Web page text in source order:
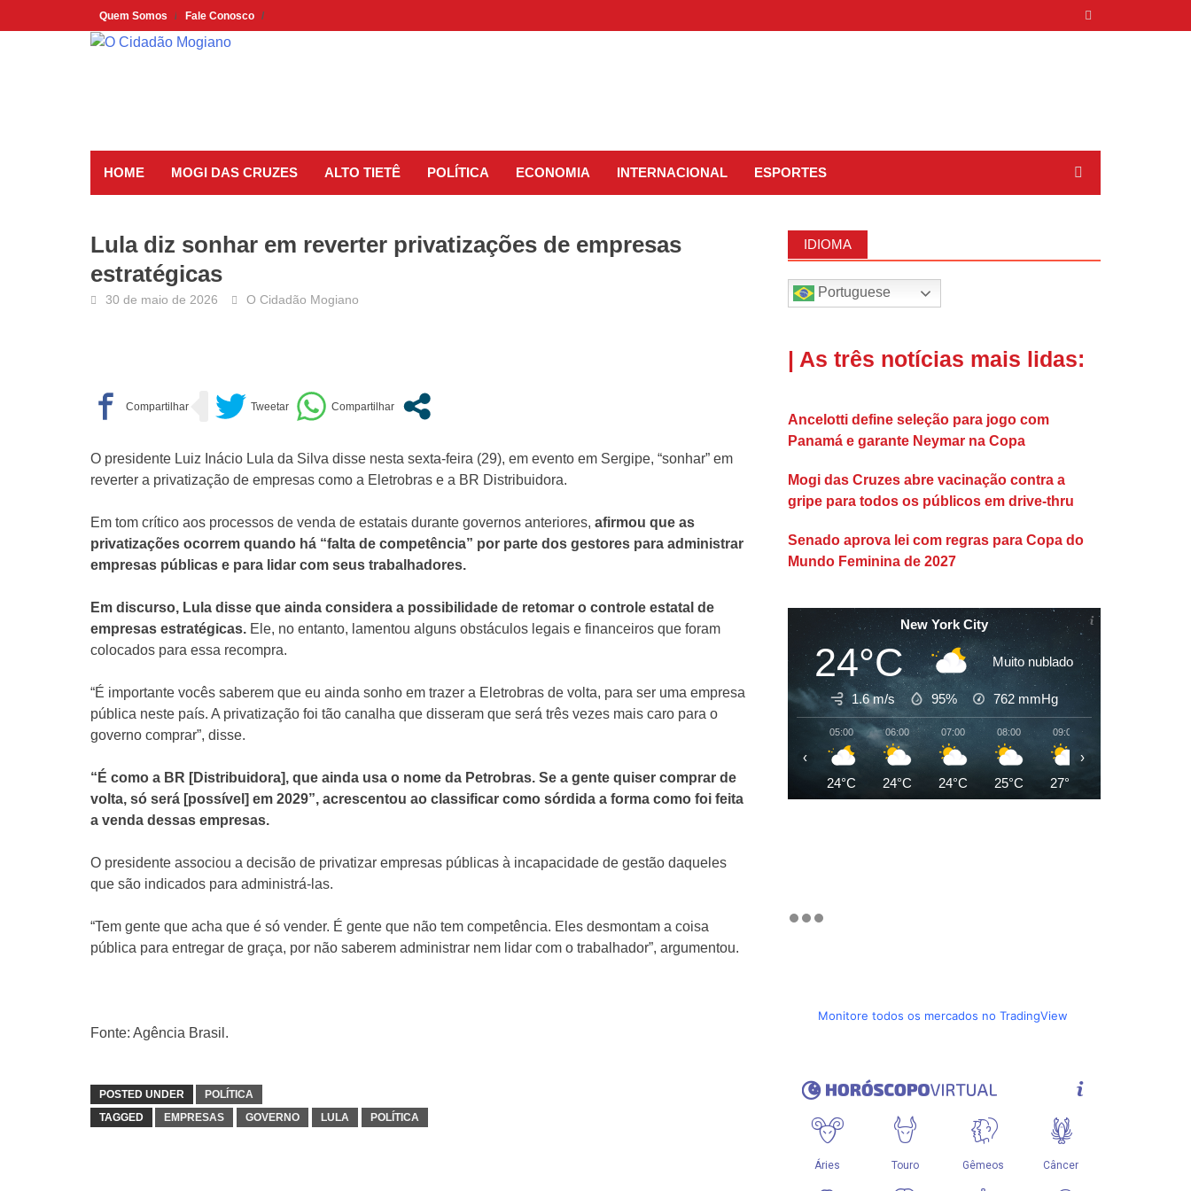
to
Quem Somos Fale Conosco
HOME MOGI DAS CRUZES ALTO TIETÊ POLÍTICA ECONOMIA INTERNACIONAL ESPORTES
Lula diz sonhar em reverter privatizações de empresas
estratégicas
30 de maio de 2026 O Cidadão Mogiano
O presidente Luiz Inácio Lula da Silva disse nesta sexta-feira (29), em evento em Sergipe, “sonhar” em
reverter a privatização de empresas como a Eletrobras e a BR Distribuidora.
Em tom crítico aos processos de venda de estatais durante governos anteriores, afirmou que as
privatizações ocorrem quando há “falta de competência” por parte dos gestores para administrar
empresas públicas e para lidar com seus trabalhadores.
Em discurso, Lula disse que ainda considera a possibilidade de retomar o controle estatal de
empresas estratégicas. Ele, no entanto, lamentou alguns obstáculos legais e financeiros que foram
colocados para essa recompra.
“É importante vocês saberem que eu ainda sonho em trazer a Eletrobras de volta, para ser uma empresa
pública neste país. A privatização foi tão canalha que disseram que será três vezes mais caro para o
governo comprar”, disse.
“É como a BR [Distribuidora], que ainda usa o nome da Petrobras. Se a gente quiser comprar de
volta, só será [possível] em 2029”, acrescentou ao classificar como sórdida a forma como foi feita
a venda dessas empresas.
O presidente associou a decisão de privatizar empresas públicas à incapacidade de gestão daqueles
que são indicados para administrá-las.
“Tem gente que acha que é só vender. É gente que não tem competência. Eles desmontam a coisa
pública para entregar de graça, por não saberem administrar nem lidar com o trabalhador”, argumentou.
Fonte: Agência Brasil.
POSTED UNDER
POLÍTICA
TAGGED
EMPRESAS GOVERNO LULA POLÍTICA
IDIOMA
Portuguese
| As três notícias mais lidas:
Ancelotti define seleção para jogo com
Panamá e garante Neymar na Copa
Mogi das Cruzes abre vacinação contra a
gripe para todos os públicos em drive-thru
Senado aprova lei com regras para Copa do
Mundo Feminina de 2027
New York City
24°C Muito nublado
1.6 m/s 95% 762 mmHg
05:00
24°C
06:00
24°C
07:00
24°C
08:00
25°C
09:00
27°C
‹ ›
Monitore todos os mercados no TradingView